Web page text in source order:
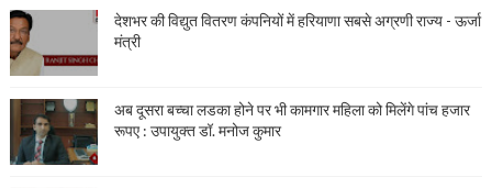
देशभर की विद्युत वितरण कंपनियों में हरियाणा सबसे अग्रणी राज्य - ऊर्जा
मंत्री
अब दूसरा बच्चा लडका होने पर भी कामगार महिला को मिलेंगे पांच हजार
रूपए : उपायुक्त डॉ. मनोज कुमार